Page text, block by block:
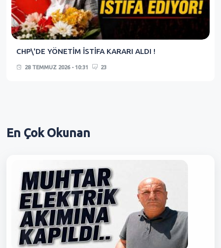
CHP\'DE YÖNETİM İSTİFA KARARI ALDI !
28 TEMMUZ 2026 - 10:31 23
En ÇokOkunan